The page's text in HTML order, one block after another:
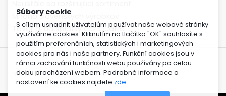
S cílem usnadnit uživatelům používat naše webové stránky
využíváme cookies. Kliknutím na tlačítko "OK" souhlasíte s
použitím preferenčních, statistických i marketingových
cookies pro nás i naše partnery. Funkční cookies jsou v
rámci zachování funkčnosti webu používány po celou
dobu procházení webem. Podrobné informace a
nastavení ke cookies najdete zde.
Mnoho slovenských výrobkov
Tovar aj na splátky cez Quatro
html